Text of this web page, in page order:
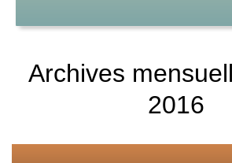
Forum
Archives
2016